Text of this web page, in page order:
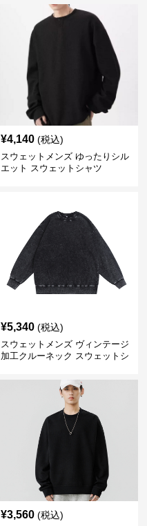
¥4,140 (税込)
スウェットメンズ ゆったりシル
エット スウェットシャツ
¥5,340 (税込)
スウェットメンズ ヴィンテージ
加工クルーネック スウェットシ
¥3,560 (税込)